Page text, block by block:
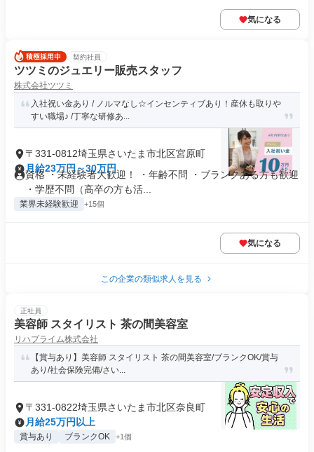
気になる
契約社員
ツツミのジュエリー販売スタッフ
株式会社ツツミ
入社祝い金あり / ノルマなし☆インセンティブあり！産休も取りや
すい職場♪ /丁寧な研修あ...
〒331-0812埼玉県さいたま市北区宮原町
月給23万円～30万円
資格 ・未経験者大歓迎！ ・年齢不問 ・ブランクある方も歓迎
・学歴不問（高卒の方も活...
業界未経験歓迎 +15個
気になる
この企業の類似求人を見る
正社員
美容師 スタイリスト 茶の間美容室
リハプライム株式会社
【賞与あり】美容師 スタイリスト 茶の間美容室/ブランクOK/賞与
あり/社会保険完備/さい...
〒331-0822埼玉県さいたま市北区奈良町
月給25万円以上
賞与あり ブランクOK +1個